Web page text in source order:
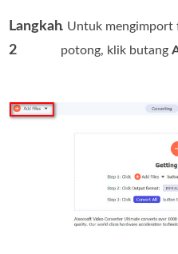
Langkah
2
. Untuk mengimport
potong, klik butang